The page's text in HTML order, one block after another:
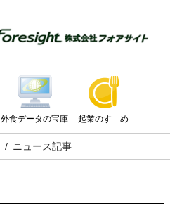
外食データの宝庫 起業のすゝめ
ニュース記事